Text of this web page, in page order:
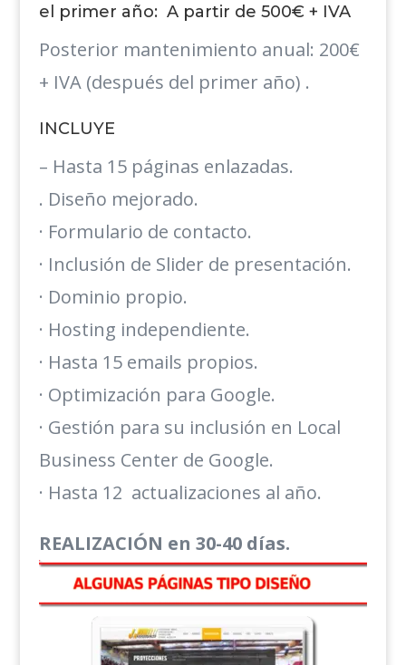
el primer año: A partir de 500€ + IVA
Posterior mantenimiento anual: 200€
+ IVA (después del primer año) .
INCLUYE
– Hasta 15 páginas enlazadas.
. Diseño mejorado.
· Formulario de contacto.
· Inclusión de Slider de presentación.
· Dominio propio.
· Hosting independiente.
· Hasta 15 emails propios.
· Optimización para Google.
· Gestión para su inclusión en Local
Business Center de Google.
· Hasta 12 actualizaciones al año.
REALIZACIÓN en 30-40 días.